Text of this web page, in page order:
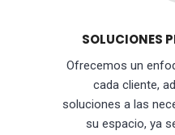
SOLUCIONES
Ofrecemos un
cada cliente,
soluciones a las
su espacio, ya